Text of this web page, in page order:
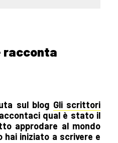
racconta
sul blog Gli scrittori
qual è stato il
approdare al mondo
iniziato a scrivere e